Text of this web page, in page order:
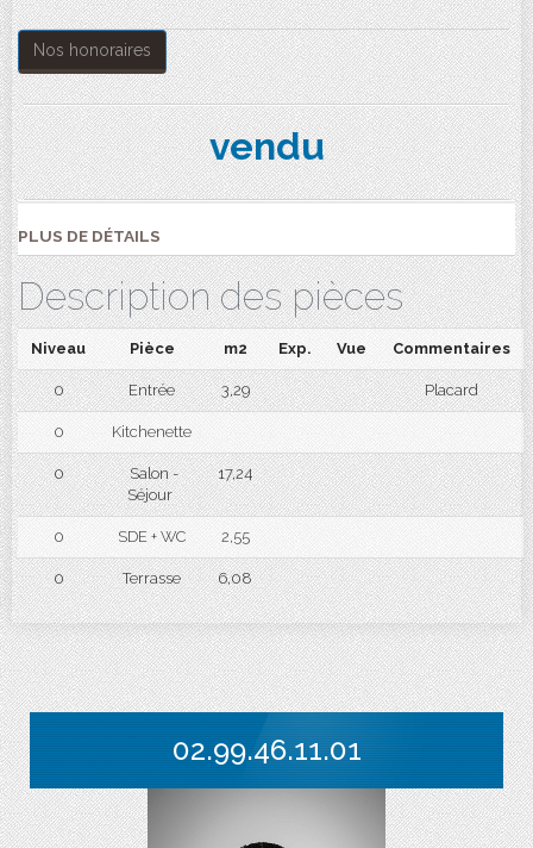
Nos honoraires
vendu
PLUS DE DÉTAILS
Description des pièces
Niveau Pièce m2 Exp. Vue Commentaires
0 Entrée 3,29 Placard
0 Kitchenette
0
Salon -
Séjour
17,24
0 SDE + WC 2,55
0 Terrasse 6,08
02.99.46.11.01